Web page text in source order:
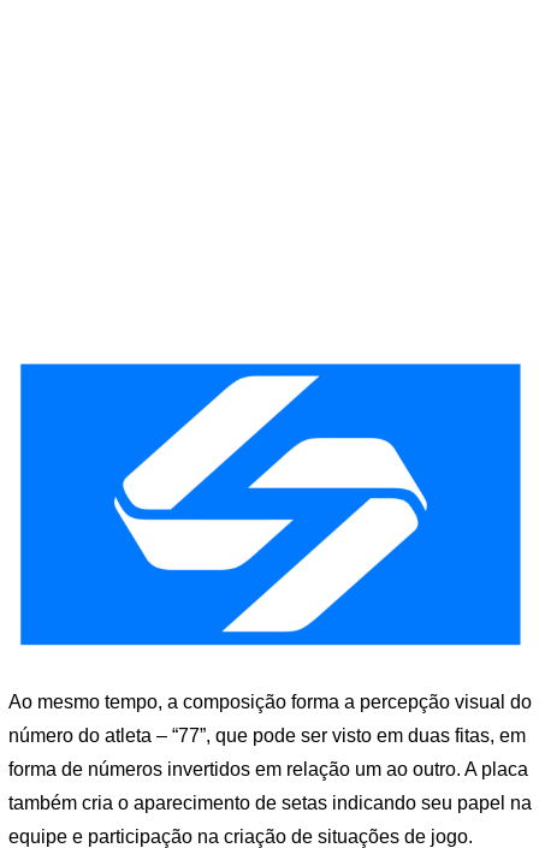
Ao mesmo tempo, a composição forma a percepção visual do
número do atleta – “77”, que pode ser visto em duas fitas, em
forma de números invertidos em relação um ao outro. A placa
também cria o aparecimento de setas indicando seu papel na
equipe e participação na criação de situações de jogo.